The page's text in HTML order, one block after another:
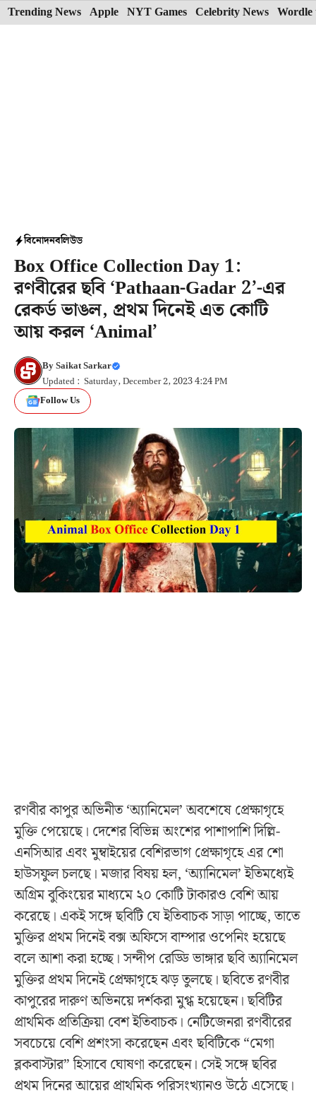
Skip
to
Trending News Apple NYT Games Celebrity News Wordle
বিনোদনবলিউড
Box Office Collection Day 1:
রণবীরের ছবি ‘Pathaan-Gadar 2’-এর
রেকর্ড ভাঙল, প্রথম দিনেই এত কোটি
আয় করল ‘Animal’
BySaikat Sarkar
Updated : Saturday, December 2, 2023 4:24 PM
Follow Us
রণবীর কাপুর অভিনীত ‘অ্যানিমেল’ অবশেষে প্রেক্ষাগৃহে
মুক্তি পেয়েছে। দেশের বিভিন্ন অংশের পাশাপাশি দিল্লি-
এনসিআর এবং মুম্বাইয়ের বেশিরভাগ প্রেক্ষাগৃহে এর শো
হাউসফুল চলছে। মজার বিষয় হল, ‘অ্যানিমেল’ ইতিমধ্যেই
অগ্রিম বুকিংয়ের মাধ্যমে ২০ কোটি টাকারও বেশি আয়
করেছে। একই সঙ্গে ছবিটি যে ইতিবাচক সাড়া পাচ্ছে, তাতে
মুক্তির প্রথম দিনেই বক্স অফিসে বাম্পার ওপেনিং হয়েছে
বলে আশা করা হচ্ছে। সন্দীপ রেড্ডি ভাঙ্গার ছবি অ্যানিমেল
মুক্তির প্রথম দিনেই প্রেক্ষাগৃহে ঝড় তুলছে। ছবিতে রণবীর
কাপুরের দারুণ অভিনয়ে দর্শকরা মুগ্ধ হয়েছেন। ছবিটির
প্রাথমিক প্রতিক্রিয়া বেশ ইতিবাচক। নেটিজেনরা রণবীরের
সবচেয়ে বেশি প্রশংসা করেছেন এবং ছবিটিকে “মেগা
ব্লকবাস্টার” হিসাবে ঘোষণা করেছেন। সেই সঙ্গে ছবির
প্রথম দিনের আয়ের প্রাথমিক পরিসংখ্যানও উঠে এসেছে।